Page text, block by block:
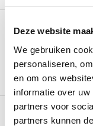
Deze website
We gebruiken
personaliseren,
en om ons
informatie over
partners voor
partners kunnen
Omschrijving
De verse crème
zuivelproduct dat
Lees meer
Productinformatie